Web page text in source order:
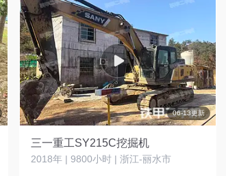
06-13更新
三一重工SY215C挖掘机
2018年 | 9800小时 | 浙江-丽水市